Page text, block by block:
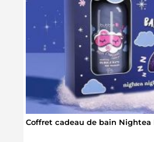
Coffret cadeau de bain Nightea